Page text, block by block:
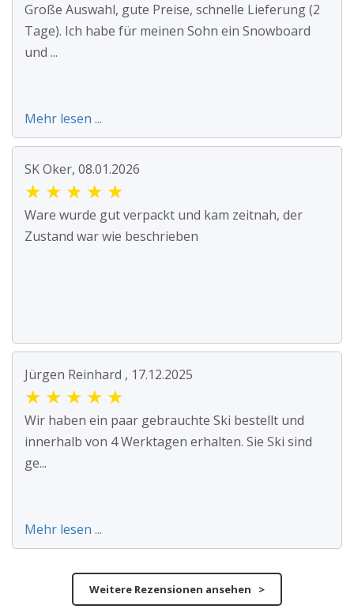
Große Auswahl, gute Preise, schnelle Lieferung (2
Tage). Ich habe für meinen Sohn ein Snowboard
und ...
Mehr lesen ...
SK Oker, 08.01.2026
★ ★ ★ ★ ★
Ware wurde gut verpackt und kam zeitnah, der
Zustand war wie beschrieben
Jürgen Reinhard , 17.12.2025
★ ★ ★ ★ ★
Wir haben ein paar gebrauchte Ski bestellt und
innerhalb von 4 Werktagen erhalten. Sie Ski sind
ge...
Mehr lesen ...
Weitere Rezensionen ansehen >